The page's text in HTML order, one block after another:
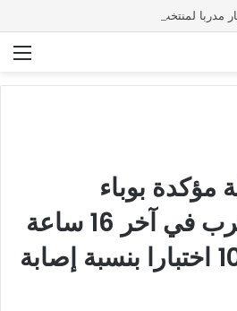
مدربا لمنتخب كوت ديفوار
26 حالة مؤكدة بوباء
“كورونا” بالمغرب في آخر 16 ساعة
من أصل 10608 اختبارا بنسبة إصابة